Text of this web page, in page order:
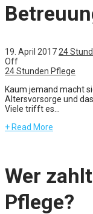
19. April 2017 24
Off
24 Stunden Pflege
Kaum jemand macht
Altersvorsorge und
Viele trifft es...
+ Read More
Wer
Pflege?